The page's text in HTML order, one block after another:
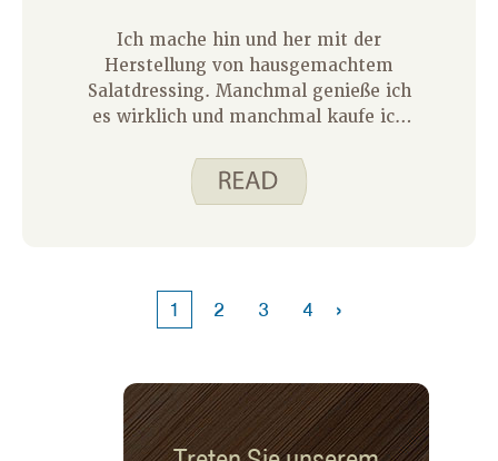
Ich mache hin und her mit der
Herstellung von hausgemachtem
Salatdressing. Manchmal genieße ich
es wirklich und manchmal kaufe ich
die meisten Zutaten in meiner Küche
zur Hand – Öl, Essig oder Fruchtsaft
1 2 3 4 ›